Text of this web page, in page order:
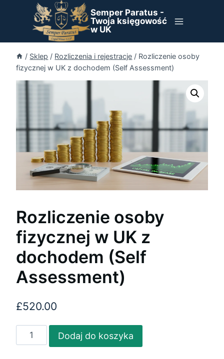
Semper Paratus -
Twoja księgowość
w UK
/ Sklep / Rozliczenia i rejestracje / Rozliczenie osoby
fizycznej w UK z dochodem (Self Assessment)
Rozliczenie osoby
fizycznej w UK z
dochodem (Self
Assessment)
£520.00
ilość
Rozliczenie
Dodaj do koszyka